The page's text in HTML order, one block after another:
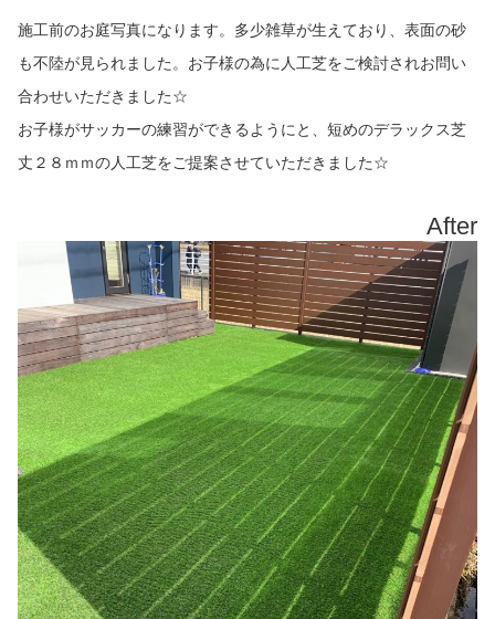
施工前のお庭写真になります。多少雑草が生えており、表面の砂
も不陸が見られました。お子様の為に人工芝をご検討されお問い
合わせいただきました☆
お子様がサッカーの練習ができるようにと、短めのデラックス芝
丈２８ｍｍの人工芝をご提案させていただきました☆
After